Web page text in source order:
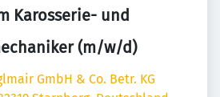
Karosserie- und
(m/w/d)
GmbH & Co. Betr. KG